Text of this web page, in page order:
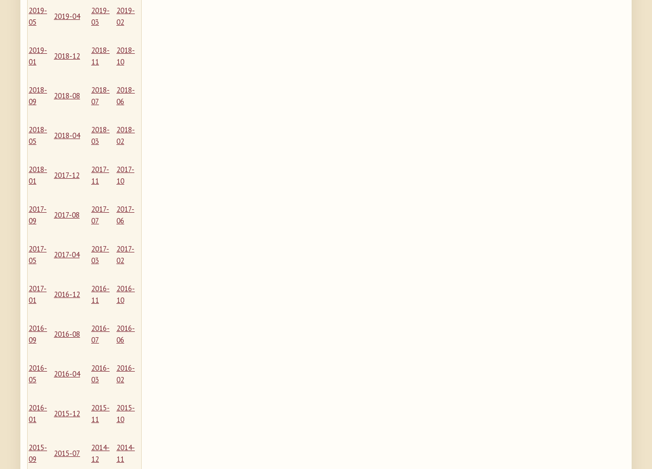
2019-
05
2019-04
2019-
03
2019-
02
2019-
01
2018-12
2018-
11
2018-
10
2018-
09
2018-08
2018-
07
2018-
06
2018-
05
2018-04
2018-
03
2018-
02
2018-
01
2017-12
2017-
11
2017-
10
2017-
09
2017-08
2017-
07
2017-
06
2017-
05
2017-04
2017-
03
2017-
02
2017-
01
2016-12
2016-
11
2016-
10
2016-
09
2016-08
2016-
07
2016-
06
2016-
05
2016-04
2016-
03
2016-
02
2016-
01
2015-12
2015-
11
2015-
10
2015-
09
2015-07
2014-
12
2014-
11